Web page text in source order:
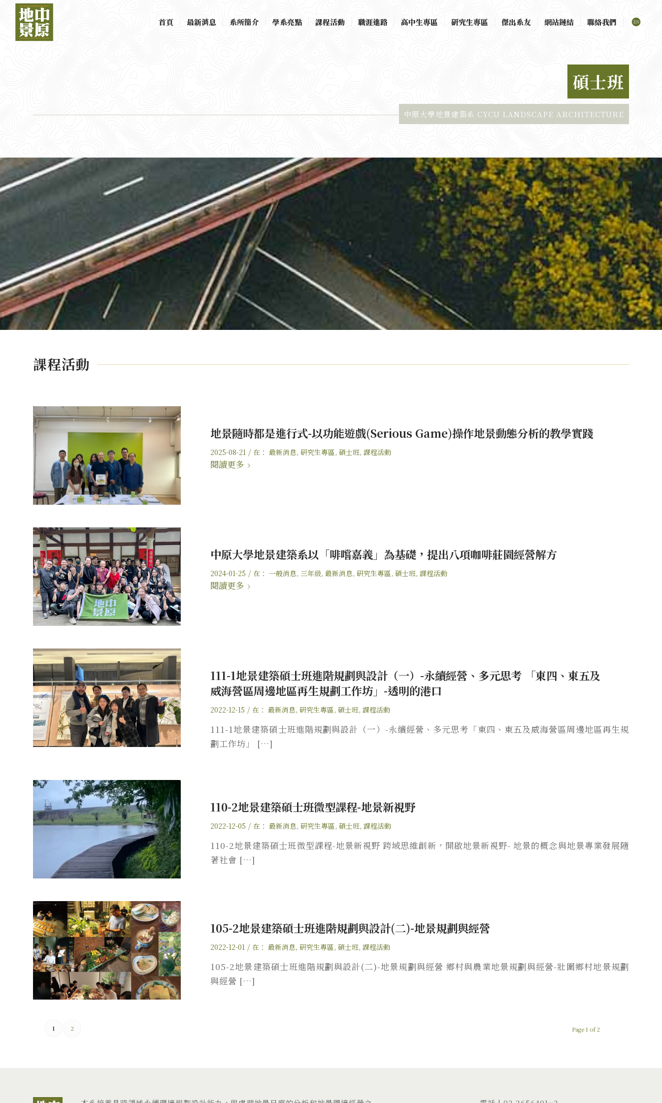
首頁 最新消息 系所簡介 學系亮點 課程活動 職涯進路 高中生專區 研究生專區 傑出系友 網站鏈結 聯絡我們
碩士班
中原大學地景建築系 CYCU LANDSCAPE ARCHITECTURE
課程活動
地景隨時都是進行式-以功能遊戲(Serious Game)操作地景動態分析的教學實踐
2025-08-21 / 在： 最新消息, 研究生專區, 碩士班, 課程活動
閱讀更多
中原大學地景建築系以「啡嚐嘉義」為基礎，提出八項咖啡莊園經營解方
2024-01-25 / 在： 一般消息, 三年級, 最新消息, 研究生專區, 碩士班, 課程活動
閱讀更多
111-1地景建築碩士班進階規劃與設計（一）-永續經營、多元思考 「東四、東五及
威海營區周邊地區再生規劃工作坊」-透明的港口
2022-12-15 / 在： 最新消息, 研究生專區, 碩士班, 課程活動
111-1地景建築碩士班進階規劃與設計（一）-永續經營、多元思考「東四、東五及威海營區周邊地區再生規
劃工作坊」 […]
110-2地景建築碩士班微型課程-地景新視野
2022-12-05 / 在： 最新消息, 研究生專區, 碩士班, 課程活動
110-2地景建築碩士班微型課程-地景新視野 跨域思維創新，開啟地景新視野- 地景的概念與地景專業發展隨
著社會 […]
105-2地景建築碩士班進階規劃與設計(二)-地景規劃與經營
2022-12-01 / 在： 最新消息, 研究生專區, 碩士班, 課程活動
105-2地景建築碩士班進階規劃與設計(二)-地景規劃與經營 鄉村與農業地景規劃與經營-壯圍鄉村地景規劃
與經營 […]
Page 1 of 2
1 2